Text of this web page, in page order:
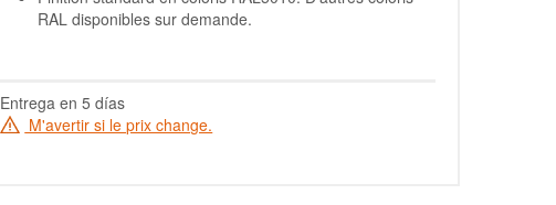
RAL disponibles sur demande.
Entrega en 5 días
M'avertir si le prix change.